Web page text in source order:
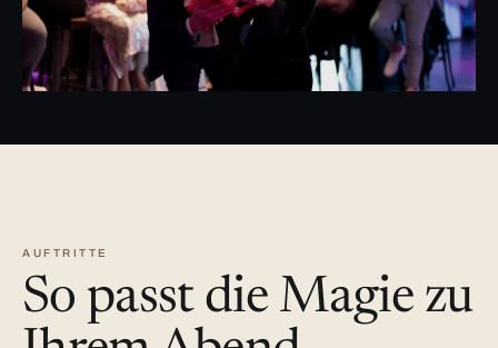
AUFTRITTE
So passt die Magie zu